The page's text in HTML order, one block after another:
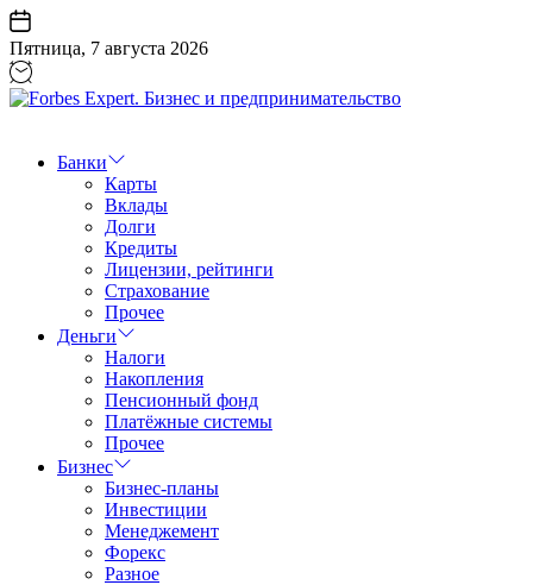
Перейти
к
содержанию
Пятница, 7 августа 2026
Бизнес
предпринимательство
Банки
Карты
Вклады
Долги
Кредиты
Лицензии, рейтинги
Страхование
Прочее
Деньги
Налоги
Накопления
Пенсионный фонд
Платёжные системы
Прочее
Бизнес
Бизнес-планы
Инвестиции
Менеджемент
Форекс
Разное